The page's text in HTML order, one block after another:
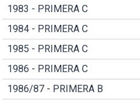
1983 - PRIMERA C
1984 - PRIMERA C
1985 - PRIMERA C
1986 - PRIMERA C
1986/87 - PRIMERA B